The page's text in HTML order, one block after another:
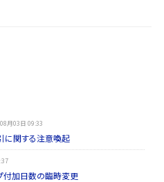
月03日 09:33
に関する注意喚起
付加日数の臨時変更